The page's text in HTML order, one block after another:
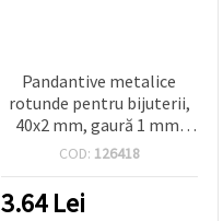
Pandantive metalice
rotunde pentru bijuterii,
40x2 mm, gaură 1 mm,
culoare argintie - set 2
COD: 126418
3.64Lei